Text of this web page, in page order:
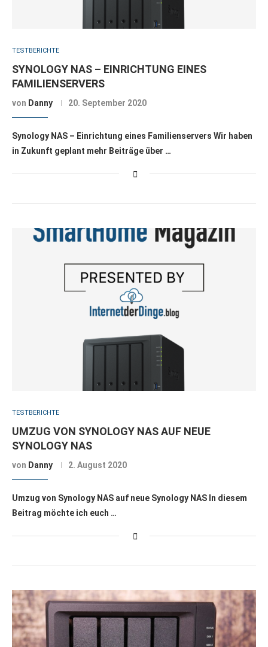
TESTBERICHTE
SYNOLOGY NAS – EINRICHTUNG EINES
FAMILIENSERVERS
von Danny 20. September 2020
Synology NAS – Einrichtung eines Familienservers Wir haben
in Zukunft geplant mehr Beiträge über …
TESTBERICHTE
UMZUG VON SYNOLOGY NAS AUF NEUE
SYNOLOGY NAS
von Danny 2. August 2020
Umzug von Synology NAS auf neue Synology NAS In diesem
Beitrag möchte ich euch …